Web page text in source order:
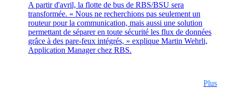
Partenaires
Nos partenaires pour vos projets.
A partir d'avril, la flotte de bus de RBS/BSU sera
transformée. « Nous ne recherchions pas seulement un
routeur pour la communication, mais aussi une solution
permettant de séparer en toute sécurité les flux de données
grâce à des pare-feux intégrés, » explique Martin Wehrli,
Application Manager chez RBS.
Plus